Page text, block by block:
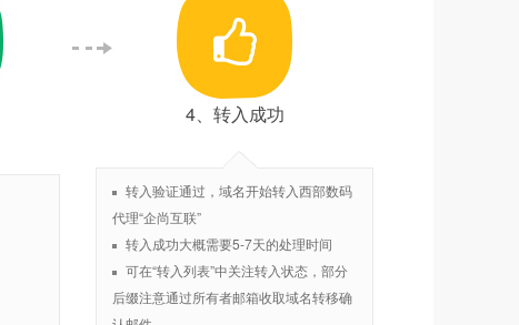
4、转入成功
转入验证通过，域名开始转入西部数码
代理“企尚互联”
转入成功大概需要5-7天的处理时间
可在“转入列表”中关注转入状态，部分
后缀注意通过所有者邮箱收取域名转移确